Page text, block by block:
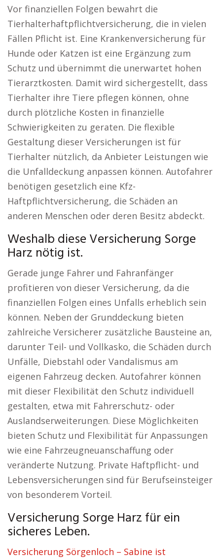
Vor finanziellen Folgen bewahrt die
Tierhalterhaftpflichtversicherung, die in vielen
Fällen Pflicht ist. Eine Krankenversicherung für
Hunde oder Katzen ist eine Ergänzung zum
Schutz und übernimmt die unerwartet hohen
Tierarztkosten. Damit wird sichergestellt, dass
Tierhalter ihre Tiere pflegen können, ohne
durch plötzliche Kosten in finanzielle
Schwierigkeiten zu geraten. Die flexible
Gestaltung dieser Versicherungen ist für
Tierhalter nützlich, da Anbieter Leistungen wie
die Unfalldeckung anpassen können. Autofahrer
benötigen gesetzlich eine Kfz-
Haftpflichtversicherung, die Schäden an
anderen Menschen oder deren Besitz abdeckt.
Weshalb diese Versicherung Sorge
Harz nötig ist.
Gerade junge Fahrer und Fahranfänger
profitieren von dieser Versicherung, da die
finanziellen Folgen eines Unfalls erheblich sein
können. Neben der Grunddeckung bieten
zahlreiche Versicherer zusätzliche Bausteine an,
darunter Teil- und Vollkasko, die Schäden durch
Unfälle, Diebstahl oder Vandalismus am
eigenen Fahrzeug decken. Autofahrer können
mit dieser Flexibilität den Schutz individuell
gestalten, etwa mit Fahrerschutz- oder
Auslandserweiterungen. Diese Möglichkeiten
bieten Schutz und Flexibilität für Anpassungen
wie eine Fahrzeugneuanschaffung oder
veränderte Nutzung. Private Haftpflicht- und
Lebensversicherungen sind für Berufseinsteiger
von besonderem Vorteil.
Versicherung Sorge Harz für ein
sicheres Leben.
Versicherung Sörgenloch – Sabine ist